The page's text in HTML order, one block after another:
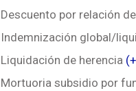
Descuento por relación
Indemnización global/
Liquidación de herencia
Mortuoria subsidio por